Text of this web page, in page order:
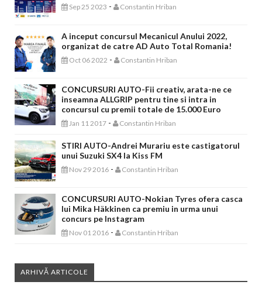
Sep 25 2023 - Constantin Hriban
A inceput concursul Mecanicul Anului 2022,
organizat de catre AD Auto Total Romania!
Oct 06 2022 - Constantin Hriban
CONCURSURI AUTO-Fii creativ, arata-ne ce
inseamna ALLGRIP pentru tine si intra in
concursul cu premii totale de 15.000 Euro
Jan 11 2017 - Constantin Hriban
STIRI AUTO-Andrei Murariu este castigatorul
unui Suzuki SX4 la Kiss FM
Nov 29 2016 - Constantin Hriban
CONCURSURI AUTO-Nokian Tyres ofera casca
lui Mika Häkkinen ca premiu in urma unui
concurs pe Instagram
Nov 01 2016 - Constantin Hriban
ARHIVĂ ARTICOLE